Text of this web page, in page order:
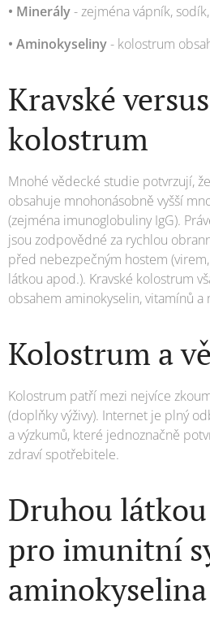
• Minerály- zejména vápník,
• Aminokyseliny- kolostrum
Kravské
kolostrum
Mnohé vědecké studie potvrzují,
obsahuje mnohonásobně vyšší
(zejména imunoglobuliny IgG).
jsou zodpovědné za rychlou
před nebezpečným hostem
látkou apod.). Kravské kolostrum
obsahem aminokyselin, vitamínů a
Kolostrum a
Kolostrum patří mezi nejvíce
(doplňky výživy). Internet je plný
a výzkumů, které jednoznačně
zdraví spotřebitele.
Druhou
pro imunitní